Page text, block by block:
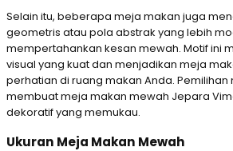
Selain itu, beberapa meja makan juga
geometris atau pola abstrak yang lebih
mempertahankan kesan mewah. Motif ini
visual yang kuat dan menjadikan meja
perhatian di ruang makan Anda.
membuat meja makan mewah Jepara
dekoratif yang memukau.
Ukuran Meja Makan Mewah